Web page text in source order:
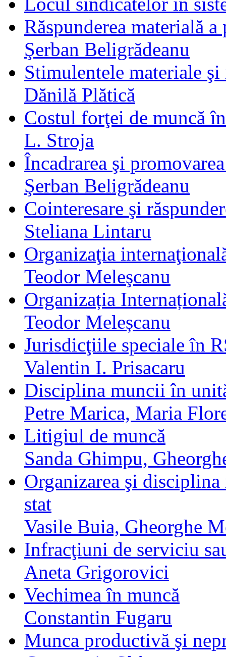
Răspunderea materială
Şerban Beligrădeanu
Stimulentele materiale şi
Dănilă Plătică
Costul forţei de muncă
L. Stroja
Încadrarea şi
Şerban Beligrădeanu
Cointeresare şi
Steliana Lintaru
Organizaţia
Teodor Meleşcanu
Organizația
Teodor Meleșcanu
Jurisdicţiile speciale în
Valentin I. Prisacaru
Disciplina muncii în
Petre Marica, Maria
Litigiul de muncă
Sanda Ghimpu,
Organizarea şi
stat
Vasile Buia, Gheorghe
Infracţiuni de serviciu
Aneta Grigorovici
Vechimea în muncă
Constantin Fugaru
Munca productivă şi